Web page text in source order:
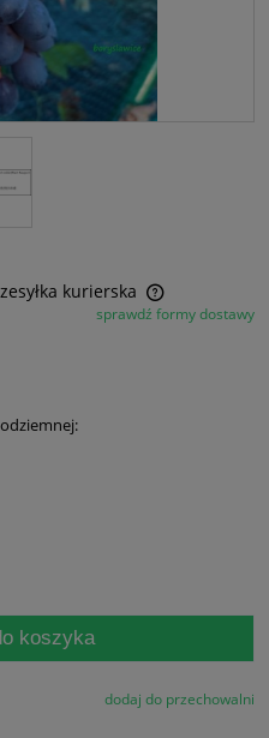
kurierska
płatnościsprawdź formy dostawy
koszyka
dodaj do przechowalni